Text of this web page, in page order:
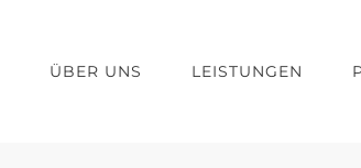
ÜBER UNS LEISTUNGEN